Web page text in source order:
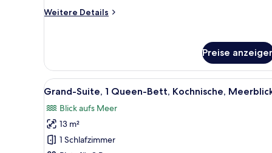
Weitere Details
Weitere
Preise
Alle
Fotos
für
Grand-
Suite,
Grand-Suite, 1 Queen-Bett,
5
Grand-Suite, 1 Queen-Bett, Kochnische,
Blick aufs Meer
13 m²
1 Schlafzimmer